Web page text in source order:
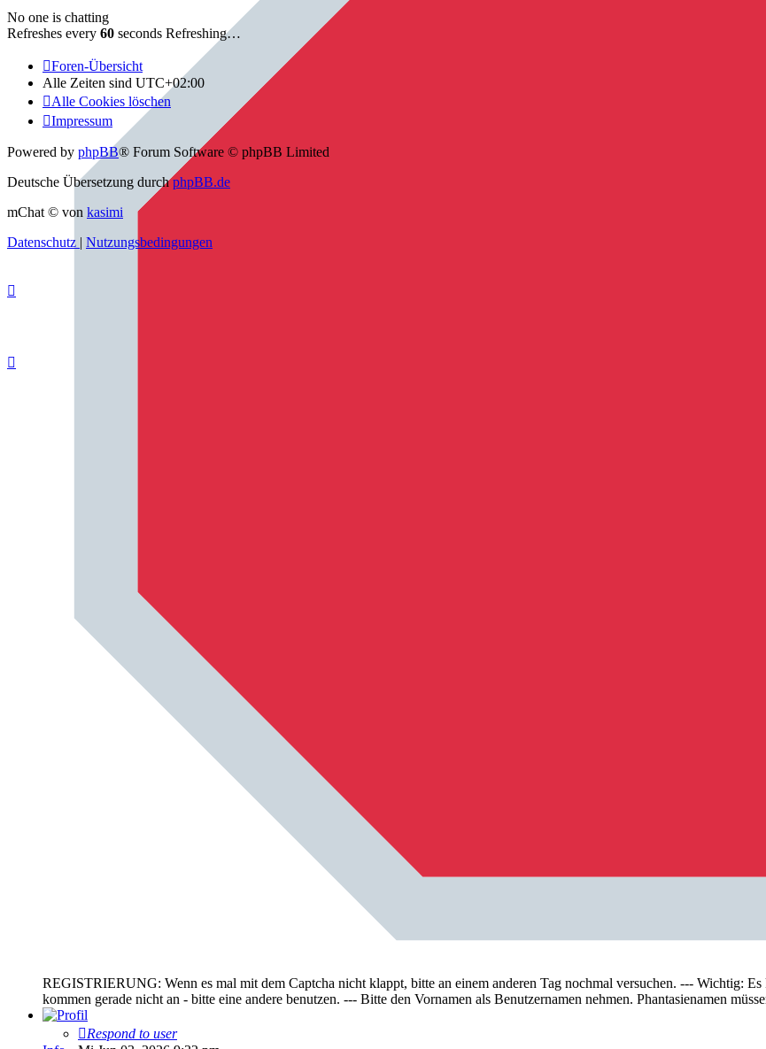
REGISTRIERUNG: Wenn es mal mit dem Captcha nicht klappt, bitte an einem anderen Tag nochmal versuchen. --- Wichtig:
kommen gerade nicht an - bitte eine andere benutzen. --- Bitte den Vornamen als Benutzernamen nehmen. Phantasienamen
Respond to user
No one is chatting
Refreshes every 60 seconds Refreshing…
Foren-Übersicht
Alle Zeiten sind UTC+02:00
Alle Cookies löschen
Impressum
Powered by phpBB® Forum Software © phpBB Limited
Deutsche Übersetzung durchphpBB.de
mChat © von kasimi
Datenschutz | Nutzungsbedingungen